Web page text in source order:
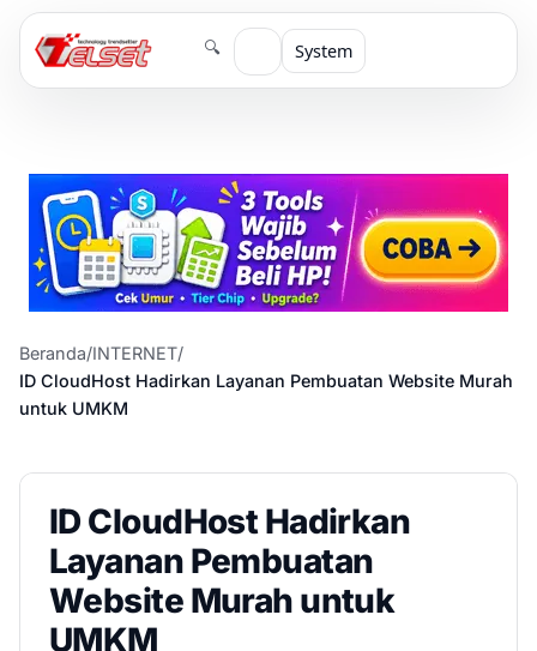
🔍 System
Beranda/INTERNET/
ID CloudHost Hadirkan Layanan Pembuatan Website Murah
untuk UMKM
ID CloudHost Hadirkan
Layanan Pembuatan
Website Murah untuk
UMKM